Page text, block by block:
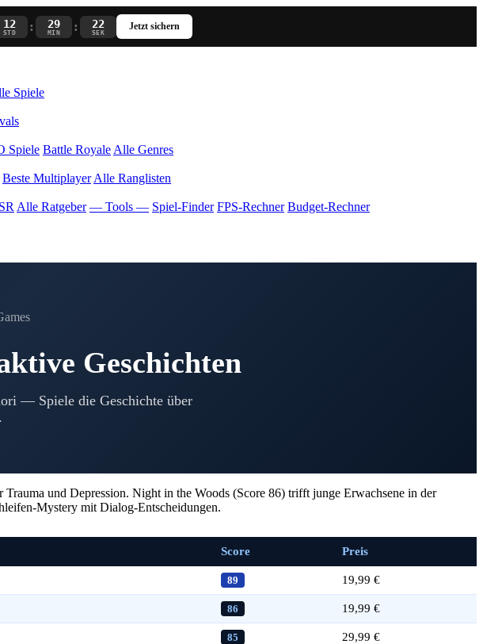
12
STD : 29
MIN : 21
SEK
Jetzt sichern
Spiele
Spiele Battle Royale Alle Genres
Beste Multiplayer Alle Ranglisten
Alle Ratgeber — Tools — Spiel-Finder FPS-Rechner Budget-Rechner
Geschichten
— Spiele die Geschichte über
und Depression. Night in the Woods (Score 86) trifft junge Erwachsene in der
Mystery mit Dialog-Entscheidungen.
Score Preis
89 19,99 €
86 19,99 €
85 29,99 €